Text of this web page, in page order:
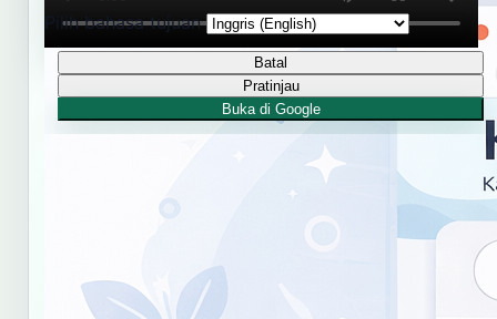
Pilih bahasa tujuan
Batal
Pratinjau
Buka di Google
lambang, lambang gantung
RUJUKAN RESMI KBJI
Kamus Bahasa Jawa-Indonesia Balai
Bahasa Provinsi Daerah Istimewa
Gunakan tautan dan format sitasi ini untuk merujuk
Salin tautan